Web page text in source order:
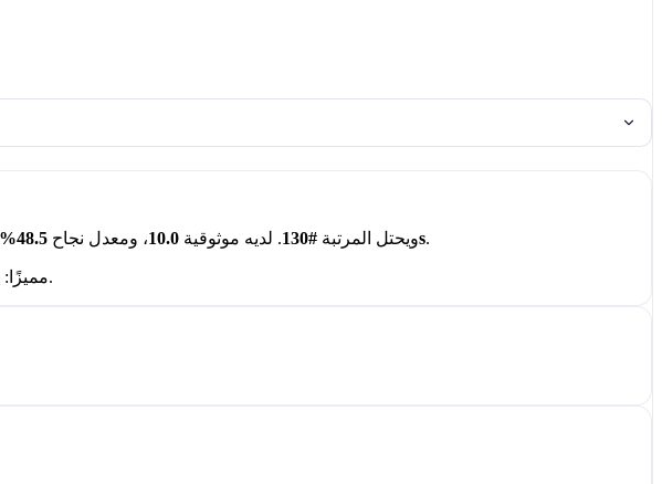
في AI BENCHY ويحتل المرتبة #130 . لديه موثوقية 10.0، ومعدل نجاح 48.5% 9.85s.
ما الذي يجعل Qwen3.5 Plus 2026-02-15 مميزًا:.